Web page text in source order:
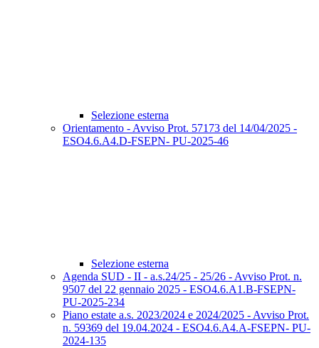
Selezione esterna
Orientamento - Avviso Prot. 57173 del 14/04/2025 -
ESO4.6.A4.D-FSEPN- PU-2025-46
Selezione esterna
Agenda SUD - II - a.s.24/25 - 25/26 - Avviso Prot. n.
9507 del 22 gennaio 2025 - ESO4.6.A1.B-FSEPN-
PU-2025-234
Piano estate a.s. 2023/2024 e 2024/2025 - Avviso Prot.
n. 59369 del 19.04.2024 - ESO4.6.A4.A-FSEPN- PU-
2024-135